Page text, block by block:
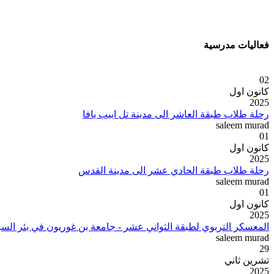
فعاليات مدرسية
02
كانون اول
2025
رحلة طلاب طبقة العاشر الى مدينة تل ابيب يافا
saleem murad
01
كانون اول
2025
رحلة طلاب طبقة الحادي عشر الى مدينة القدس
saleem murad
01
كانون اول
2025
المعسكر التربوي لطبقة الثواني عشر - جامعة بن غوريون في بئر
saleem murad
29
تشرين ثاني
2025